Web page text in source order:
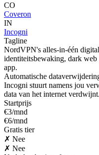
CO
Coveron
IN
Incogni
Tagline
NordVPN's alles-in-één
identiteitsbewaking, dark
app.
Automatische
Incogni stuurt namens jou
data van het internet verdwijnt.
Startprijs
€3/mnd
€6/mnd
Gratis tier
✗ Nee
✗ Nee